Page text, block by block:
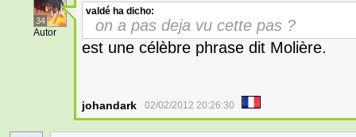
34
Autor
valdé ha dicho:
on a pas deja vu cette pas ?
est une célèbre phrase dit Molière.
johandark 02/02/2012 20:26:30